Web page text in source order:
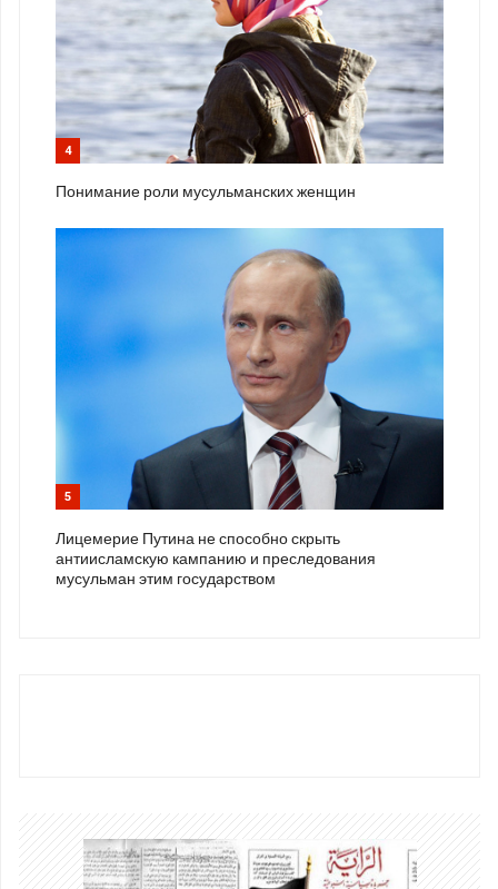
4
Понимание роли мусульманских женщин
5
Лицемерие Путина не способно скрыть
антиисламскую кампанию и преследования
мусульман этим государством